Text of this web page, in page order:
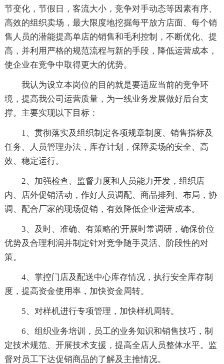
节变化，节假日，客流大小，竞争对手动态等因素有序、
高效的组织卖场，最大限度地挖掘每平放方店面、每个销
售人员的潜能提高单店的销售和毛利控制，不断优化、提
高，并利用严格的规范流程与新的手段，降低运营成本，
使企业在竞争中取得更大的优势。
我认为设立本岗位的目的就是要适应当前的竞争环
境，提高我公司运营质量，为一线业务发展做好后台支
撑。主要实现以下目标：
1、贯彻落实及组织制定各项规章制度、销售指标及
任务、人员管理办法，库存计划，保障卖场的安全、高
效、稳定运行。
2、加强检查、监督力度和人员能力开发，组织店
内、店外促销活动，作好人员调配、商品排列、布局，协
调、配合厂家的现场促销，有效降低企业运营成本。
3、及时、准确、有策略的'开展时常调研，确保价位
优势及合理利润并制定针对竞争随手灵活、阶段性的对
策。
4、掌控门店及配送中心库存情况，执行安全库存制
度，提高资金使用率，加快资金周转。
5、对样机进行专项管理，加快样机周转。
6、组织业务培训，员工的业务知识和销售技巧，制
定技术规范、开展技术支援，提高全店人员整体水平。监
督对员工下达促销商品的了解及主推情况。